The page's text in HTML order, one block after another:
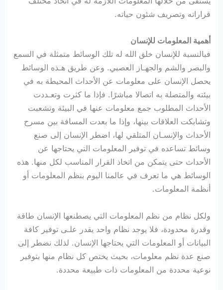
قراراته وتصريف شئون حياته.
أهمية المعلومات للإنسان
فبالنسبة للإنسان خلق الله له تلك الوسائط متمثلة في السمع
والبصر والشم والجهـاز العصبي. وعن طريق هـذه الوسائط
يحصل الإنسان على معلومات عن الأحداث المحيطة به في
بيئته والمتصلة به اتصالا مباشرًا. فإذا ما كثرت وتعـددت
الأحداث المطلوب جمع معلومات عنها في البيئة وتشعبت
وتشابكت العلاقات بينها، وإذا ما بعدت المسافة بين مسرح
الأحداث والإنسـان المتلقي لها، اضطر الإنسان إلى صنع
وسائط تساعده في توفير المعلومات التي يحتاجها عن
الأحداث حتى يتمكن من اتخاذ القرار المناسب لكل منها. هذه
الوسائط هي ما تعرف في عالمنا اليوم بنظم المعلومات أو
أنظمة المعلومات.
ولكل نظام من نظم المعلومات التي يصطنعها الإنسان طاقة
وقدرة محدودة، فلا يوجد نظام واحد يقدر علـى توفير كافة
البيانات أو المعلومات التي يحتاجها الإنسان. لذلك نضطر إلى
صنع عدة نظم معلومات، بحيث يختص كل نظام منها بتوفير
نوعية محددة من المعلومات ذات طبيعة محددة.